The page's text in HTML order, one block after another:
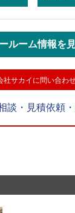
ルーム情報を
社サカイに問い合わ
談・見積依頼